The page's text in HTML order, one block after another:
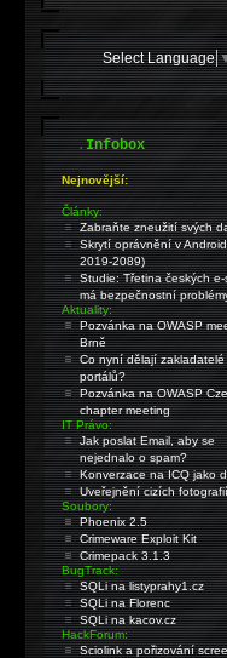
Select Language
.Infobox
Nejnovější:
Články:
Zabraňte zneužití svých
Skrytí oprávnění v
2019-2089)
Studie: Třetina českých
má bezpečnostní
Aktuality:
Pozvánka na OWASP
Brně
Co nyní dělají zakladatelé
portálů?
Pozvánka na OWASP
chapter meeting
IT Právo:
Jak poslat Email, aby se
nejednalo o spam?
Konverzace na ICQ jako
Uveřejnění cizích fotografií
Soubory:
Phoenix 2.5
Crimeware Exploit Kit
Crimepack 3.1.3
BugTrack:
SQLi na listyprahy1.cz
SQLi na Florenc
SQLi na kacov.cz
HackForum:
Sciolink a pořizování